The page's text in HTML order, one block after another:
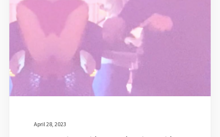
April 28, 2023